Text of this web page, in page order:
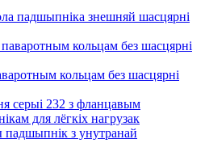
падшыпніка знешняй шасцярні
кольцам без шасцярні
з унутранай